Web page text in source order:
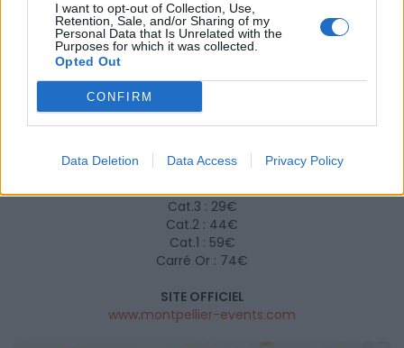
I want to opt-out of Collection, Use,
Retention, Sale, and/or Sharing of my
Personal Data that Is Unrelated with the
Purposes for which it was collected.
Opted Out
CONFIRM
Data Deletion Data Access Privacy Policy
LIEU
Le Zénith Sud
2733 Avenue Albert Einstein
34000 Montpellier
Calcul d'itinéraire
ACCÈS
TARIFS
Cat.3 : 29€
Cat.2 : 44€
Cat.1 : 59€
Carré Or : 74€
SITE OFFICIEL
www.montpellier-events.com